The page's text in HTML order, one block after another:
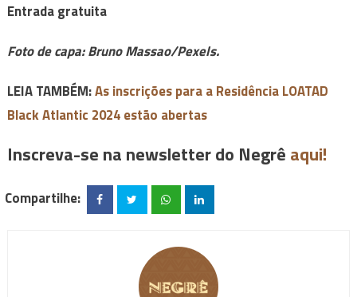
Entrada gratuita
Foto de capa:Bruno Massao/Pexels.
LEIA TAMBÉM:As inscrições para a Residência LOATAD
Black Atlantic 2024 estão abertas
Inscreva-se na newsletter do Negrê aqui!
Compartilhe: